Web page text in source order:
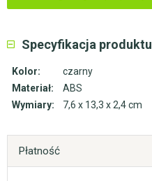
Specyfikacja produktu
Kolor:
czarny
Materiał:
ABS
Wymiary:
7,6 x 13,3 x 2,4 cm
Płatność